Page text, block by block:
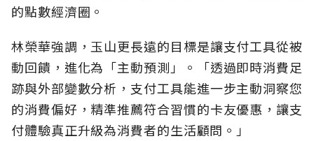
的點數經濟圈。
林榮華強調，玉山更長遠的目標是讓支付工具從被
動回饋，進化為「主動預測」。「透過即時消費足
跡與外部變數分析，支付工具能進一步主動洞察您
的消費偏好，精準推薦符合習慣的卡友優惠，讓支
付體驗真正升級為消費者的生活顧問。」